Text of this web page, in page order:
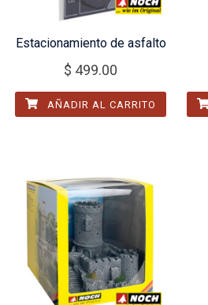
Estacionamiento de asfalto
$ 499.00
AÑADIR AL CARRITO